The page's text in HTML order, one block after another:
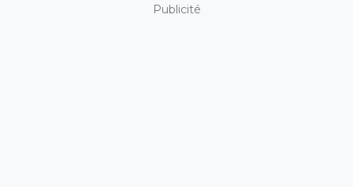
Publicité